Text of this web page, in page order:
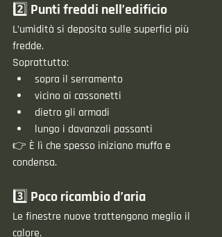
2️⃣ Punti freddi nell’edificio
L’umidità si deposita sulle superfici più
fredde.
Soprattutto:
sopra il serramento
vicino ai cassonetti
dietro gli armadi
lungo i davanzali passanti
👉 È lì che spesso iniziano muffa e
condensa.
3️⃣ Poco ricambio d’aria
Le finestre nuove trattengono meglio il
calore.